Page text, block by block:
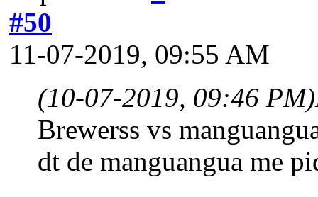
#50
11-07-2019, 09:55 AM
(10-07-2019, 09:46 PM)
Brewerss vs
dt de manguangua me